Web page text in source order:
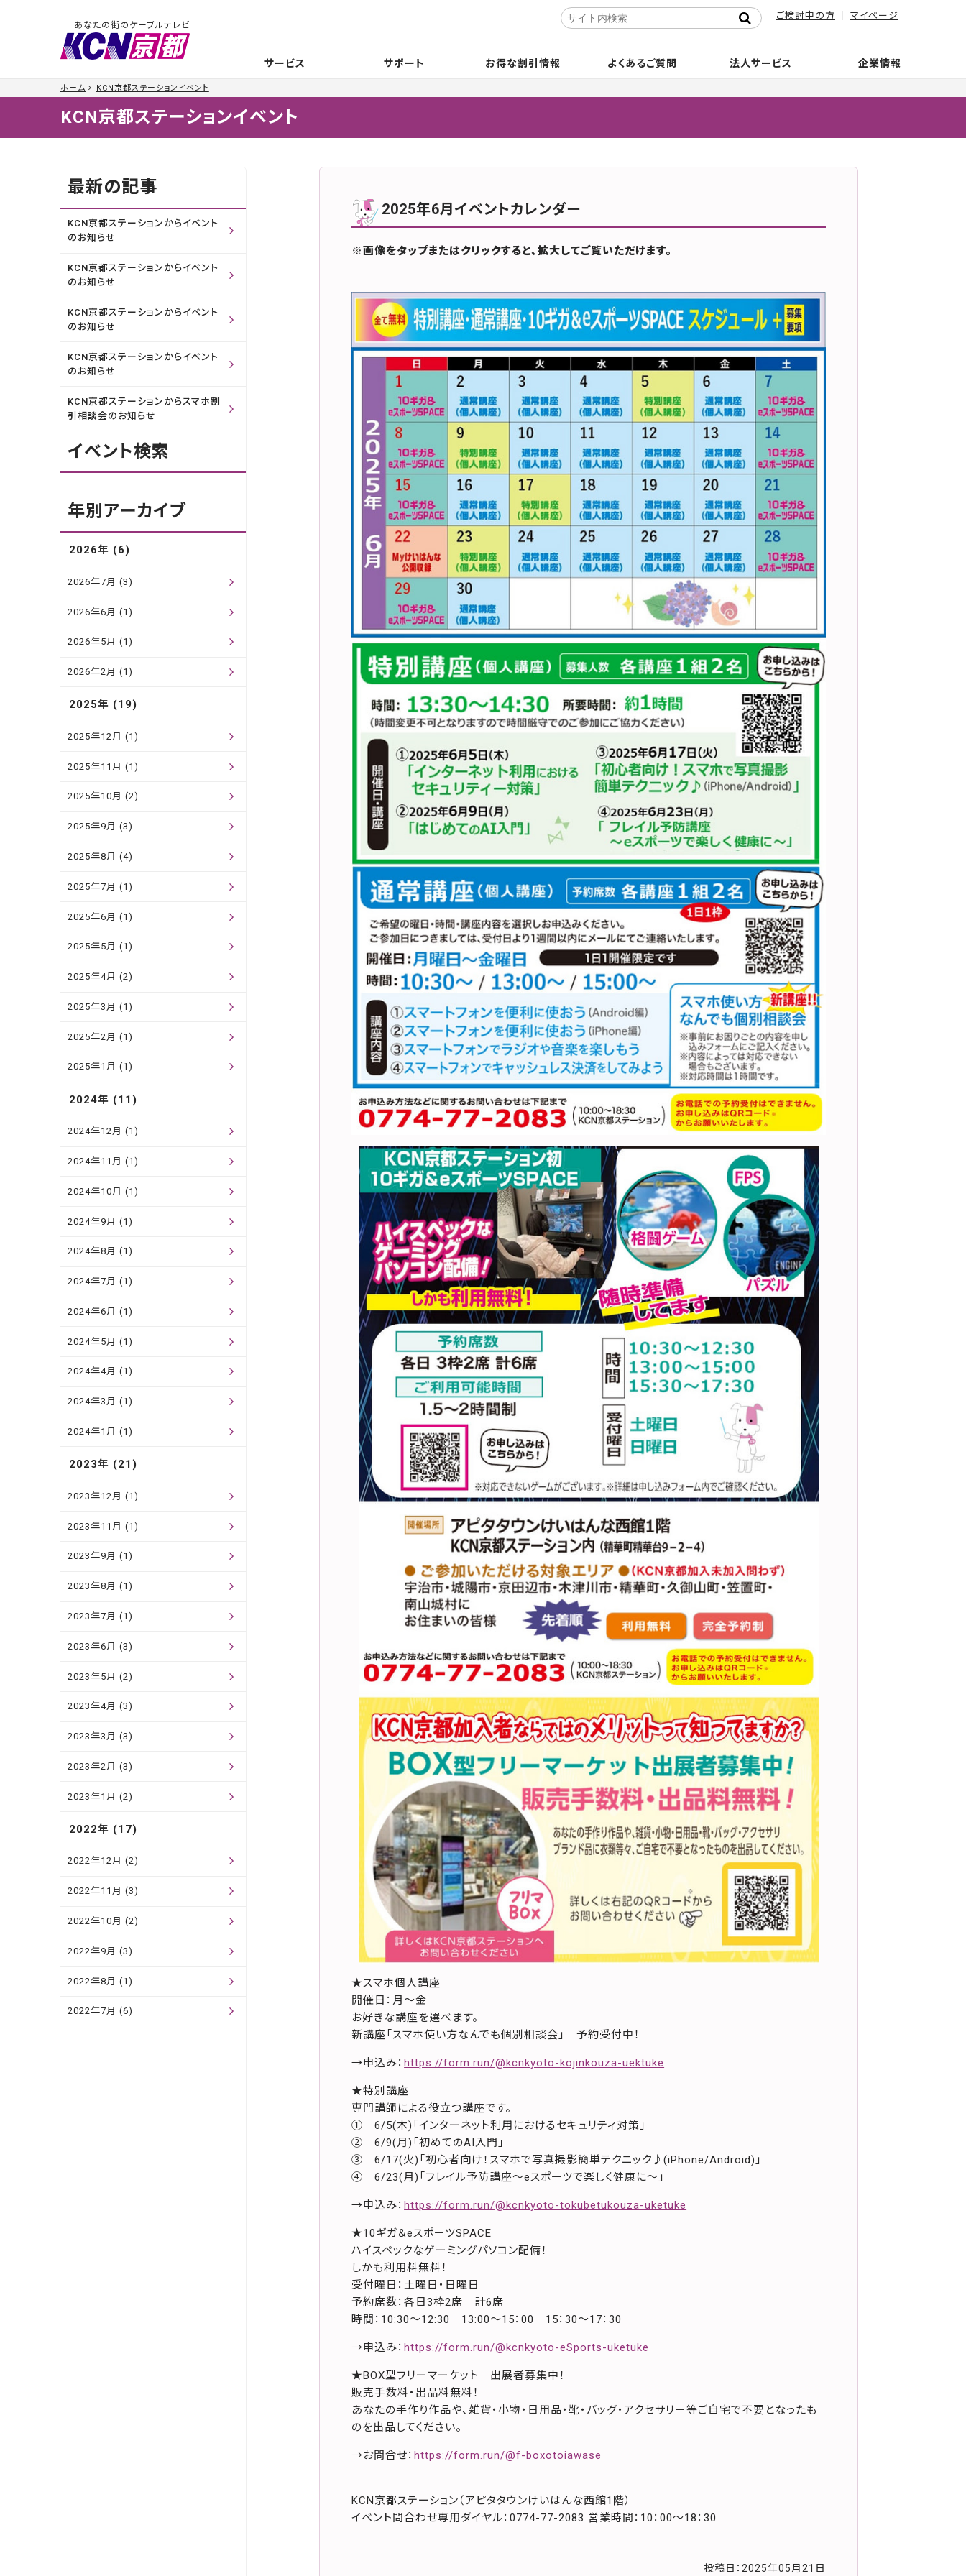
あなたの街のケーブルテレビ
サービス サポート お得な割引情報 よくあるご質問 法人サービス 企業情報
ご検討中の方 マイページ
ホーム KCN京都ステーションイベント
KCN京都ステーションイベント
2025年6月イベントカレンダー
※画像をタップまたはクリックすると、拡大してご覧いただけます。
★スマホ個人講座
開催日：月～金
お好きな講座を選べます。
新講座「スマホ使い方なんでも個別相談会」 予約受付中！
→申込み：https://form.run/@kcnkyoto-kojinkouza-uektuke
★特別講座
専門講師による役立つ講座です。
① 6/5(木)「インターネット利用におけるセキュリティ対策」
② 6/9(月)「初めてのAI入門」
③ 6/17(火)「初心者向け！スマホで写真撮影簡単テクニック♪(iPhone/Android)」
④ 6/23(月)「フレイル予防講座～eスポーツで楽しく健康に～」
→申込み：https://form.run/@kcnkyoto-tokubetukouza-uketuke
★10ギガ＆eスポーツSPACE
ハイスペックなゲーミングパソコン配備！
しかも利用料無料！
受付曜日：土曜日・日曜日
予約席数：各日3枠2席 計6席
時間：10:30～12:30 13:00～15：00 15：30～17：30
→申込み：https://form.run/@kcnkyoto-eSports-uketuke
★BOX型フリーマーケット 出展者募集中！
販売手数料・出品料無料！
あなたの手作り作品や、雑貨・小物・日用品・靴・バッグ・アクセサリー等ご自宅で不要となったも
のを出品してください。
→お問合せ：https://form.run/@f-boxotoiawase
KCN京都ステーション（アピタタウンけいはんな西館1階）
イベント問合わせ専用ダイヤル：0774-77-2083 営業時間：10：00～18：30
投稿日：2025年05月21日
最新の記事
KCN京都ステーションからイベント
のお知らせ
KCN京都ステーションからイベント
のお知らせ
KCN京都ステーションからイベント
のお知らせ
KCN京都ステーションからイベント
のお知らせ
KCN京都ステーションからスマホ割
引相談会のお知らせ
イベント検索
年別アーカイブ
2026年 (6)
2026年7月 (3)
2026年6月 (1)
2026年5月 (1)
2026年2月 (1)
2025年 (19)
2025年12月 (1)
2025年11月 (1)
2025年10月 (2)
2025年9月 (3)
2025年8月 (4)
2025年7月 (1)
2025年6月 (1)
2025年5月 (1)
2025年4月 (2)
2025年3月 (1)
2025年2月 (1)
2025年1月 (1)
2024年 (11)
2024年12月 (1)
2024年11月 (1)
2024年10月 (1)
2024年9月 (1)
2024年8月 (1)
2024年7月 (1)
2024年6月 (1)
2024年5月 (1)
2024年4月 (1)
2024年3月 (1)
2024年1月 (1)
2023年 (21)
2023年12月 (1)
2023年11月 (1)
2023年9月 (1)
2023年8月 (1)
2023年7月 (1)
2023年6月 (3)
2023年5月 (2)
2023年4月 (3)
2023年3月 (3)
2023年2月 (3)
2023年1月 (2)
2022年 (17)
2022年12月 (2)
2022年11月 (3)
2022年10月 (2)
2022年9月 (3)
2022年8月 (1)
2022年7月 (6)